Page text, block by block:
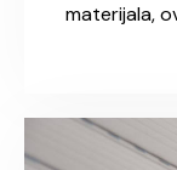
materijala,